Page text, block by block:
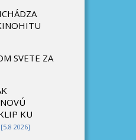
SVETE ZA
KU
[5.8 2026]